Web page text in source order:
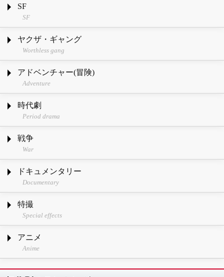
SF
SF
ヤクザ・ギャング
Worthless gang
アドベンチャー(冒険)
Adventure
時代劇
Period drama
戦争
War
ドキュメンタリー
Documentary
特撮
Special effects
アニメ
Anime